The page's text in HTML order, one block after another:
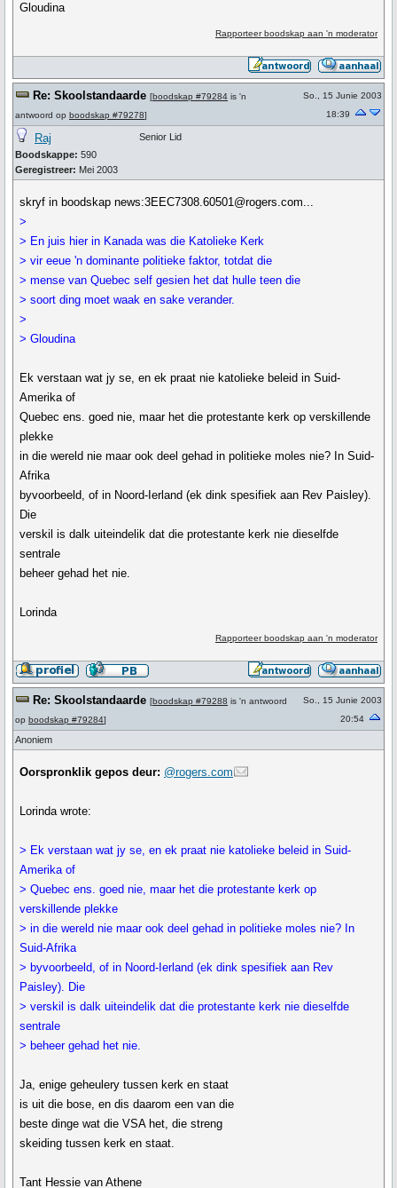
Gloudina
Rapporteer boodskap aan 'n moderator
Re: Skoolstandaarde [boodskap #79284 is 'n
antwoord op boodskap #79278]
So., 15 Junie 2003
18:39
Raj
Boodskappe: 590
Geregistreer: Mei 2003
Senior Lid
skryf in boodskap news:3EEC7308.60501@rogers.com...
>
> En juis hier in Kanada was die Katolieke Kerk
> vir eeue 'n dominante politieke faktor, totdat die
> mense van Quebec self gesien het dat hulle teen die
> soort ding moet waak en sake verander.
>
> Gloudina
Ek verstaan wat jy se, en ek praat nie katolieke beleid in Suid-
Amerika of
Quebec ens. goed nie, maar het die protestante kerk op verskillende
plekke
in die wereld nie maar ook deel gehad in politieke moles nie? In Suid-
Afrika
byvoorbeeld, of in Noord-Ierland (ek dink spesifiek aan Rev Paisley).
Die
verskil is dalk uiteindelik dat die protestante kerk nie dieselfde
sentrale
beheer gehad het nie.
Lorinda
Rapporteer boodskap aan 'n moderator
Re: Skoolstandaarde [boodskap #79288 is 'n antwoord
op boodskap #79284]
So., 15 Junie 2003
20:54
Anoniem
Oorspronklik gepos deur: @rogers.com
Lorinda wrote:
> Ek verstaan wat jy se, en ek praat nie katolieke beleid in Suid-
Amerika of
> Quebec ens. goed nie, maar het die protestante kerk op
verskillende plekke
> in die wereld nie maar ook deel gehad in politieke moles nie? In
Suid-Afrika
> byvoorbeeld, of in Noord-Ierland (ek dink spesifiek aan Rev
Paisley). Die
> verskil is dalk uiteindelik dat die protestante kerk nie dieselfde
sentrale
> beheer gehad het nie.
Ja, enige geheulery tussen kerk en staat
is uit die bose, en dis daarom een van die
beste dinge wat die VSA het, die streng
skeiding tussen kerk en staat.
Tant Hessie van Athene